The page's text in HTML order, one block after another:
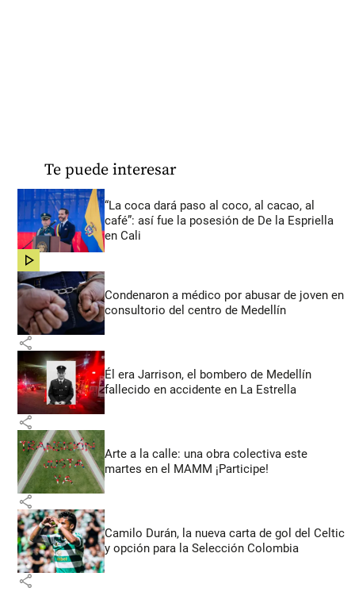
Te puede interesar
“La coca dará paso al coco, al cacao, al
café”: así fue la posesión de De la Espriella
en Cali
share
Condenaron a médico por abusar de joven en
consultorio del centro de Medellín
share
Él era Jarrison, el bombero de Medellín
fallecido en accidente en La Estrella
share
Arte a la calle: una obra colectiva este
martes en el MAMM ¡Participe!
share
Camilo Durán, la nueva carta de gol del Celtic
y opción para la Selección Colombia
share